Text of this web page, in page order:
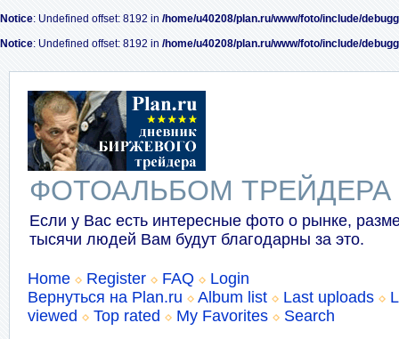
Notice: Undefined offset: 8192 in /home/u40208/plan.ru/www/foto/include/
Notice: Undefined offset: 8192 in /home/u40208/plan.ru/www/foto/include/
ФОТОАЛЬБОМ ТРЕЙДЕРА
Если у Вас есть интересные фото о рынке,
тысячи людей Вам будут благодарны за это.
Home Register FAQ
Login
Вернуться на Plan.ru
Album list Last uploads
viewed
Top rated My Favorites Search